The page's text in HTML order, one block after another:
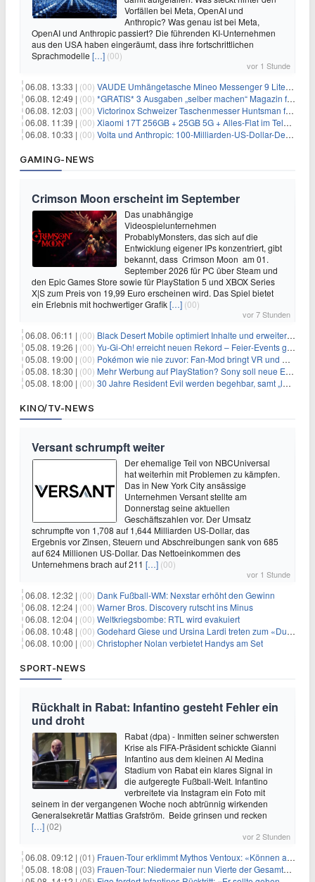
Vorfällen bei Meta, OpenAI und
Anthropic? Was genau ist bei Meta,
OpenAI und Anthropic passiert? Die führenden KI-Unternehmen
aus den USA haben eingeräumt, dass ihre fortschrittlichen
Sprachmodelle […] (00)
vor 1 Stunde
06.08. 13:33 | (00) VAUDE Umhängetasche Mineo Messenger 9 Liter für 26,89€
06.08. 12:49 | (00) *GRATIS* 3 Ausgaben „selber machen“ Magazin für 0€ (statt 13,35€)
06.08. 12:03 | (00) Victorinox Schweizer Taschenmesser Huntsman für 32,99€
06.08. 11:39 | (00) Xiaomi 17T 256GB + 25GB 5G + Alles-Flat im Telekom-Netz für 9,99€/Monat
06.08. 10:33 | (00) Volta und Anthropic: 100-Milliarden-US-Dollar-Deal für KI-Rechenleistung
GAMING-NEWS
Crimson Moon erscheint im September
Das unabhängige
Videospielunternehmen
ProbablyMonsters, das sich auf die
Entwicklung eigener IPs konzentriert, gibt
bekannt, dass Crimson Moon am 01.
September 2026 für PC über Steam und
den Epic Games Store sowie für PlayStation 5 und XBOX Series
X|S zum Preis von 19,99 Euro erscheinen wird. Das Spiel bietet
ein Erlebnis mit hochwertiger Grafik[…] (00)
vor 7 Stunden
06.08. 06:11 | (00) Black Desert Mobile optimiert Inhalte und erweitert Treasure Access
05.08. 19:26 | (00) Yu‑Gi‑Oh! erreicht neuen Rekord – Feier‑Events gestartet
05.08. 19:00 | (00) Pokémon wie nie zuvor: Fan-Mod bringt VR und Ego-Perspektive nach Kanto
05.08. 18:30 | (00) Mehr Werbung auf PlayStation? Sony soll neue Einnahmequellen prüfen
05.08. 18:00 | (00) 30 Jahre Resident Evil werden begehbar, samt „lebensgroßem Leon“
KINO/TV-NEWS
Versant schrumpft weiter
Der ehemalige Teil von NBCUniversal
hat weiterhin mit Problemen zu kämpfen.
Das in New York City ansässige
Unternehmen Versant stellte am
Donnerstag seine aktuellen
Geschäftszahlen vor. Der Umsatz
schrumpfte von 1,708 auf 1,644 Milliarden US-Dollar, das
Ergebnis vor Zinsen, Steuern und Abschreibungen sank von 685
auf 624 Millionen US-Dollar. Das Nettoeinkommen des
Unternehmens brach auf 211 […] (00)
vor 1 Stunde
06.08. 12:32 | (00) Dank Fußball-WM: Nexstar erhöht den Gewinn
06.08. 12:24 | (00) Warner Bros. Discovery rutscht ins Minus
06.08. 12:04 | (00) Weltkriegsbombe: RTL wird evakuiert
06.08. 10:48 | (00) Godehard Giese und Ursina Lardi treten zum «Duell» an
06.08. 10:00 | (00) Christopher Nolan verbietet Handys am Set
SPORT-NEWS
Rückhalt in Rabat: Infantino gesteht Fehler ein
und droht
Rabat (dpa) - Inmitten seiner schwersten
Krise als FIFA-Präsident schickte Gianni
Infantino aus dem kleinen Al Medina
Stadium von Rabat ein klares Signal in
die aufgeregte Fußball-Welt. Infantino
verbreitete via Instagram ein Foto mit
seinem in der vergangenen Woche noch abtrünnig wirkenden
Generalsekretär Mattias Grafström. Beide grinsen und recken
[…] (02)
vor 2 Stunden
06.08. 09:12 | (01) Frauen-Tour erklimmt Mythos Ventoux: «Können alles schaffen»
05.08. 18:08 | (03) Frauen-Tour: Niedermaier nun Vierte der Gesamtwertung